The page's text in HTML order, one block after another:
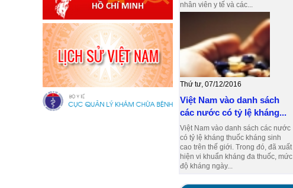
nhân viên y tế và các...
Thứ tư, 07/12/2016
Việt Nam vào danh sách
các nước có tỷ lệ kháng...
Việt Nam vào danh sách các nước
có tỷ lệ kháng thuốc kháng sinh
cao trên thế giới. Trong đó, đã xuất
hiện vi khuẩn kháng đa thuốc, mức
độ kháng ngày...